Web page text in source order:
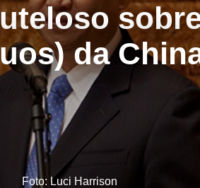
da
Foto: Luci Harrison